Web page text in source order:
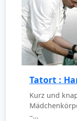
Tatort :
Kurz und
–…